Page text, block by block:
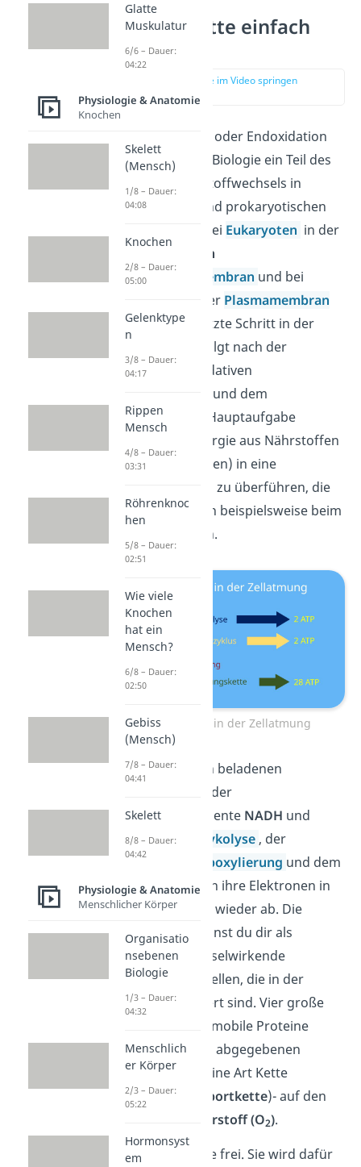
Atmungskette einfach
erklärt
zur Stelle im Video springen
(00:17)
Die Atmungskette oder Endoxidation
genannt ist in der Biologie ein Teil des
aeroben Energiestoffwechsels in
eukaryotischen und prokaryotischen
Zellen. Sie findet bei Eukaryoten in der
inneren
Mitochondrienmembran und bei
in der Plasmamembran
statt. Sie ist der letzte Schritt in der
Zellatmung und folgt nach der
Glykolyse, der oxidativen
Decarboxylierung und dem
Citratzyklus. Ihre Hauptaufgabe
besteht darin, Energie aus Nährstoffen
(z.B. Kohlenhydraten) in eine
Energieform (ATP) zu überführen, die
unser Körper dann beispielsweise beim
Sport nutzen kann.
Atmungskette in der Zellatmung
Die mit Elektronen beladenen
Carriermoleküle oder
Reduktionsäquivalente NADH und
FADH2aus der Glykolyse , der
oxidativen Decarboxylierung und dem
Citratzyklusgeben ihre Elektronen in
der Atmungskette wieder ab. Die
Atmungskette kannst du dir als
miteinander wechselwirkende
Bestandteile vorstellen, die in der
Membran lokalisiert sind. Vier große
und zwei kleinere mobile Proteine
transportieren die abgegebenen
Elektronen – wie eine Art Kette
Elektronentransportkette)- auf den
Sauerstoff (O2).
Dabei wird Energie frei. Sie wird dafür
Glatte
Muskulatur
6/6 – Dauer:
04:22
Physiologie & Anatomie
Knochen
Skelett
(Mensch)
1/8 – Dauer:
04:08
Knochen
2/8 – Dauer:
05:00
Gelenktype
n
3/8 – Dauer:
04:17
Rippen
Mensch
4/8 – Dauer:
03:31
Röhrenknoc
hen
5/8 – Dauer:
02:51
Wie viele
Knochen
hat ein
Mensch?
6/8 – Dauer:
02:50
Gebiss
(Mensch)
7/8 – Dauer:
04:41
Skelett
8/8 – Dauer:
04:42
Physiologie & Anatomie
Menschlicher Körper
Organisatio
nsebenen
Biologie
1/3 – Dauer:
04:32
Menschlich
er Körper
2/3 – Dauer:
05:22
Hormonsyst
em